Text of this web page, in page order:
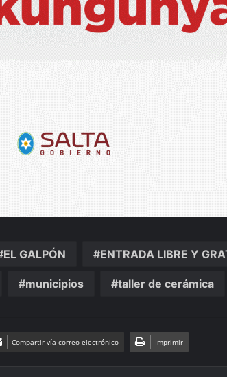
EL GALPÓN ENTRADA LIBRE Y
municipios taller de cerámica
Compartir vía correo electrónico Imprimir